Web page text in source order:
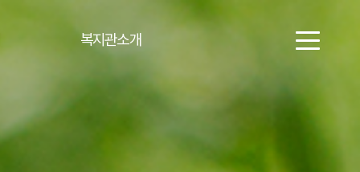
복지관소개